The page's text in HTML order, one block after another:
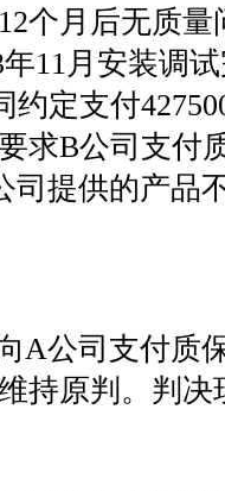
个月后无质
11月安装调
约定支付
求B公司支付
司提供的产品
A公司支付质
持原判。判决